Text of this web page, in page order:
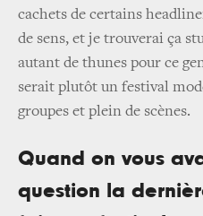
cachets de certains
de sens, et je trouverai ça
autant de thunes pour ce
serait plutôt un festival
groupes et plein de scènes.
Quand on vous
question la